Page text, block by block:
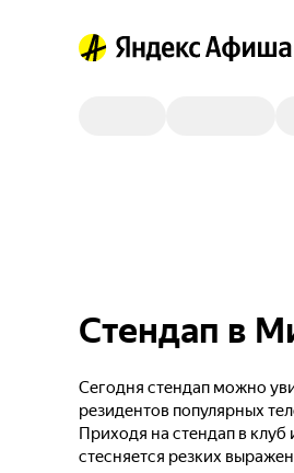
Стендап в
Сегодня стендап можно
резидентов популярных
Приходя на стендап в клуб
стесняется резких